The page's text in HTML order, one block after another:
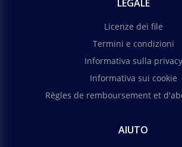
LEGALE
Licenze dei file
Termini e condizioni
Informativa sulla privacy
Informativa sui cookie
Règles de remboursement et
AIUTO